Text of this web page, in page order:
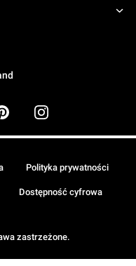
zastrzeżone.
Polityka prywatności
Dostępność cyfrowa